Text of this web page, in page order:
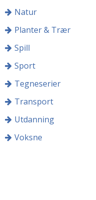
Natur
Planter & Trær
Spill
Sport
Tegneserier
Transport
Utdanning
Voksne